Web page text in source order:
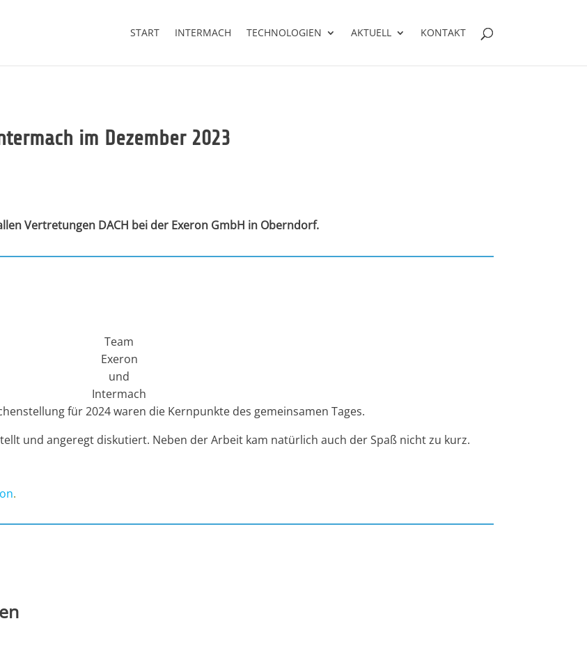
START INTERMACH TECHNOLOGIEN AKTUELL KONTAKT
im Dezember 2023
Vertretungen DACH bei der Exeron GmbH in Oberndorf.
Team
Exeron
und
Intermach
für 2024 waren die Kernpunkte des gemeinsamen Tages.
und angeregt diskutiert. Neben der Arbeit kam natürlich auch der Spaß nicht zu kurz.
.